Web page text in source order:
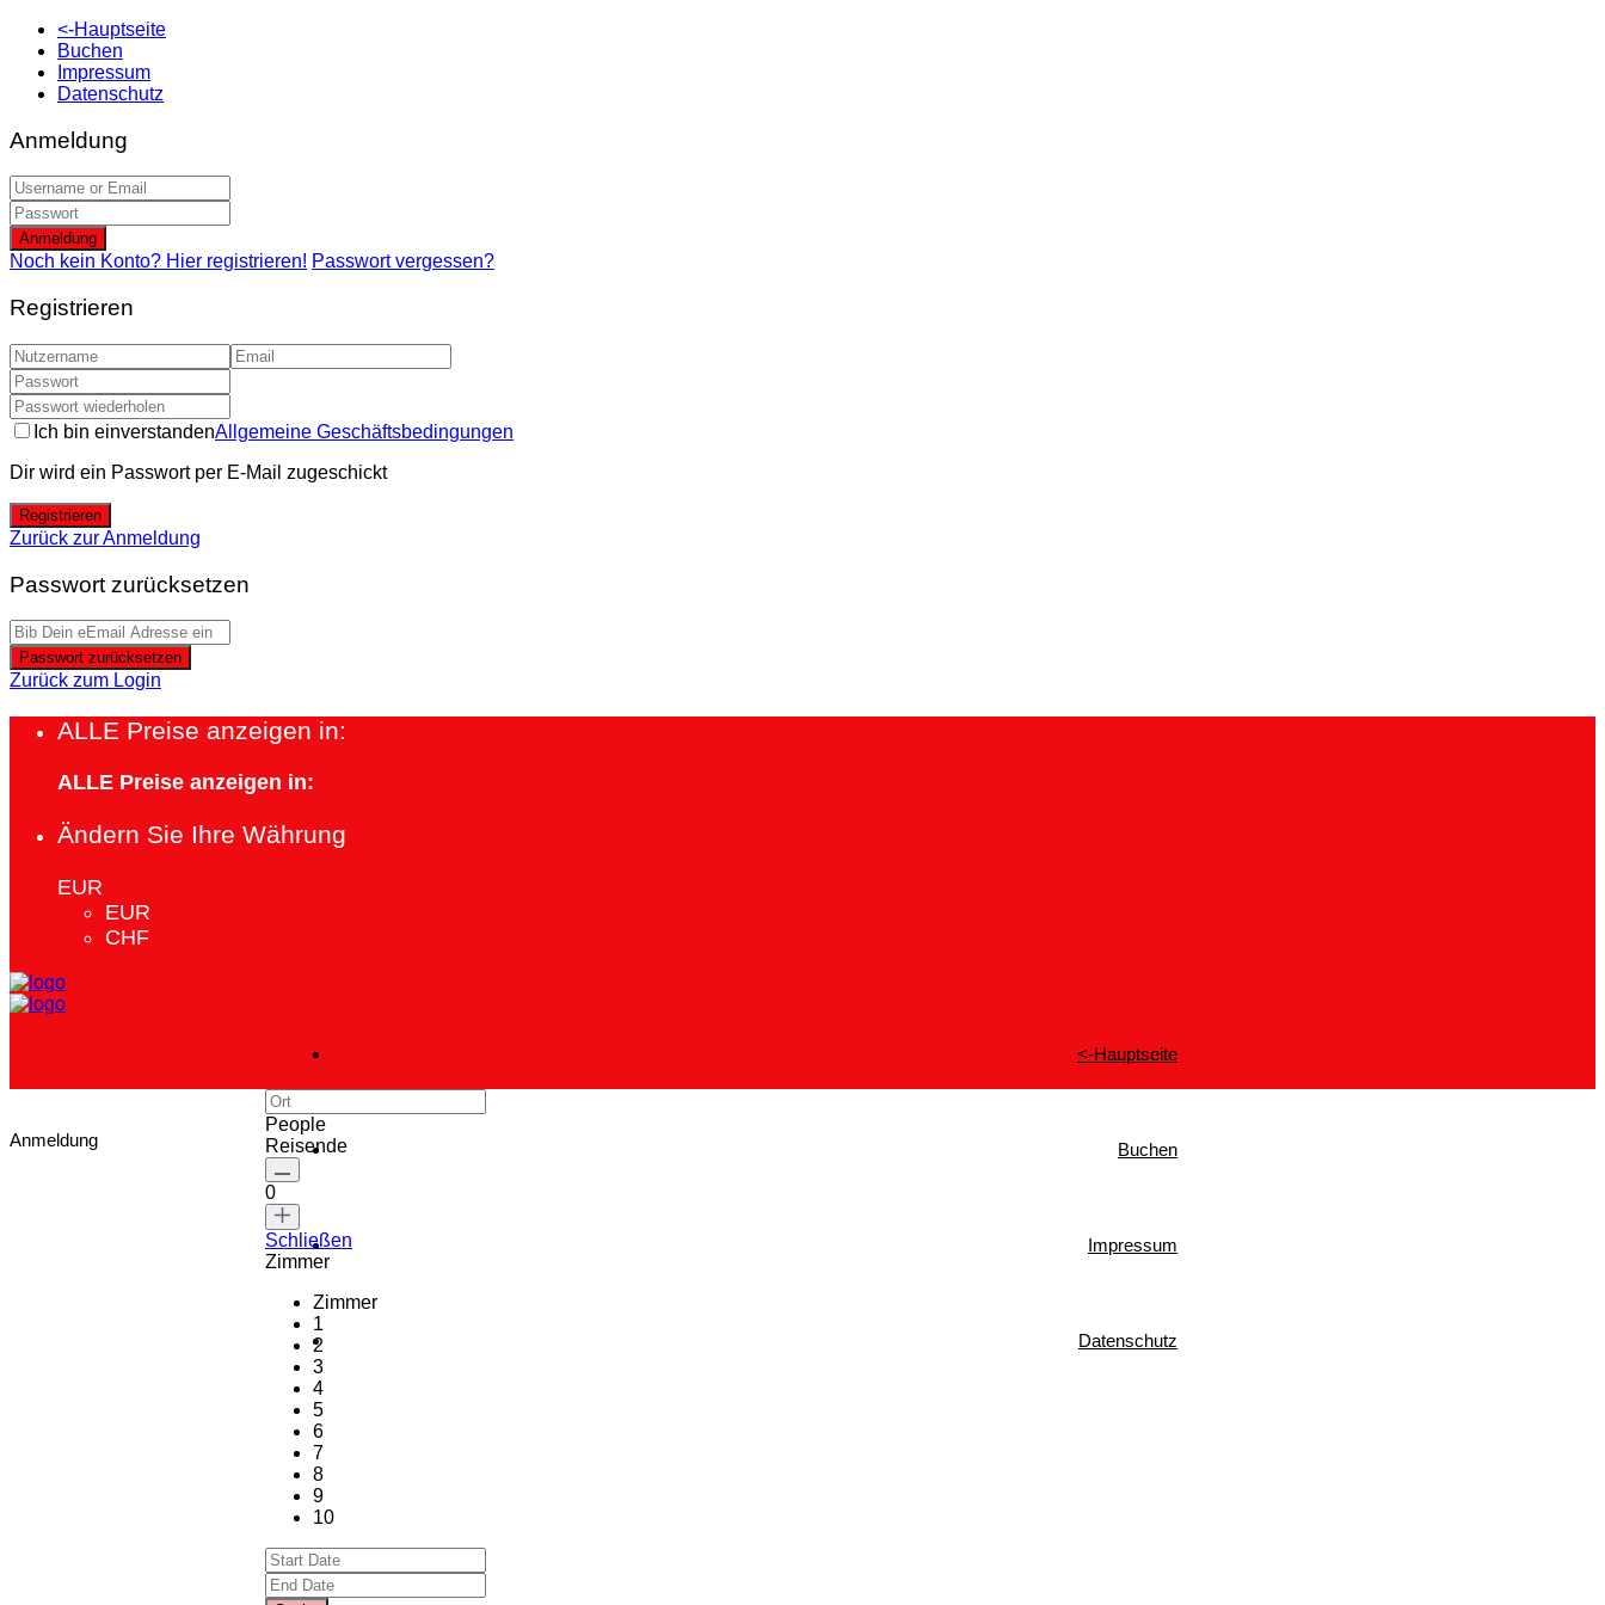
<-Hauptseite
Buchen
Impressum
Datenschutz
Anmeldung
Anmeldung
Noch kein Konto? Hier registrieren! Passwort vergessen?
Registrieren
Ich bin einverstandenAllgemeine Geschäftsbedingungen
Dir wird ein Passwort per E-Mail zugeschickt
Registrieren
Zurück zur Anmeldung
Passwort zurücksetzen
Passwort zurücksetzen
Zurück zum Login
ALLE Preise anzeigen in:
ALLE Preise anzeigen in:
Ändern Sie Ihre Währung
EUR
EUR
CHF
<-Hauptseite
Buchen
Impressum
Datenschutz
Anmeldung
People
Reisende
0
Schließen
Zimmer
Zimmer
1
2
3
4
5
6
7
8
9
10